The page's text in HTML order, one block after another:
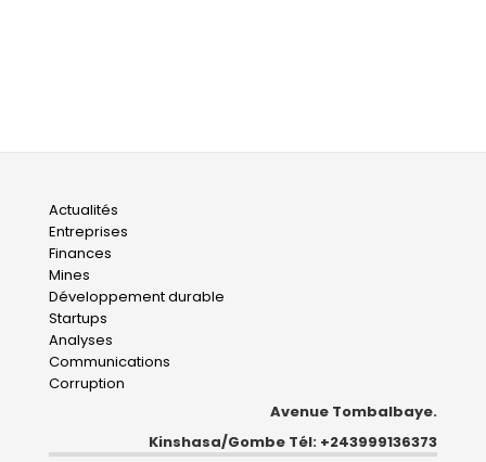
Main
navigation
Actualités
Entreprises
Finances
Mines
Développement durable
Startups
Analyses
Communications
Corruption
Avenue Tombalbaye.
Kinshasa/Gombe Tél: +243999136373